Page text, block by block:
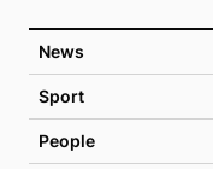
News
Sport
People